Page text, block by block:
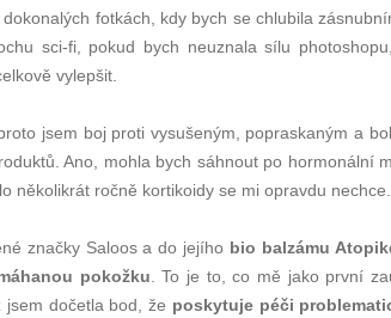
fotkách, kdy bych se chlubila
sci-fi, pokud bych neuznala sílu
vylepšit.
jsem boj proti vysušeným, popraskaným a
Ano, mohla bych sáhnout po hormonální
několikrát ročně kortikoidy se mi opravdu nechce.
značky Saloos a do jejího bio balzámu
pokožku . To je to, co mě jako první
dočetla bod, že poskytuje péči